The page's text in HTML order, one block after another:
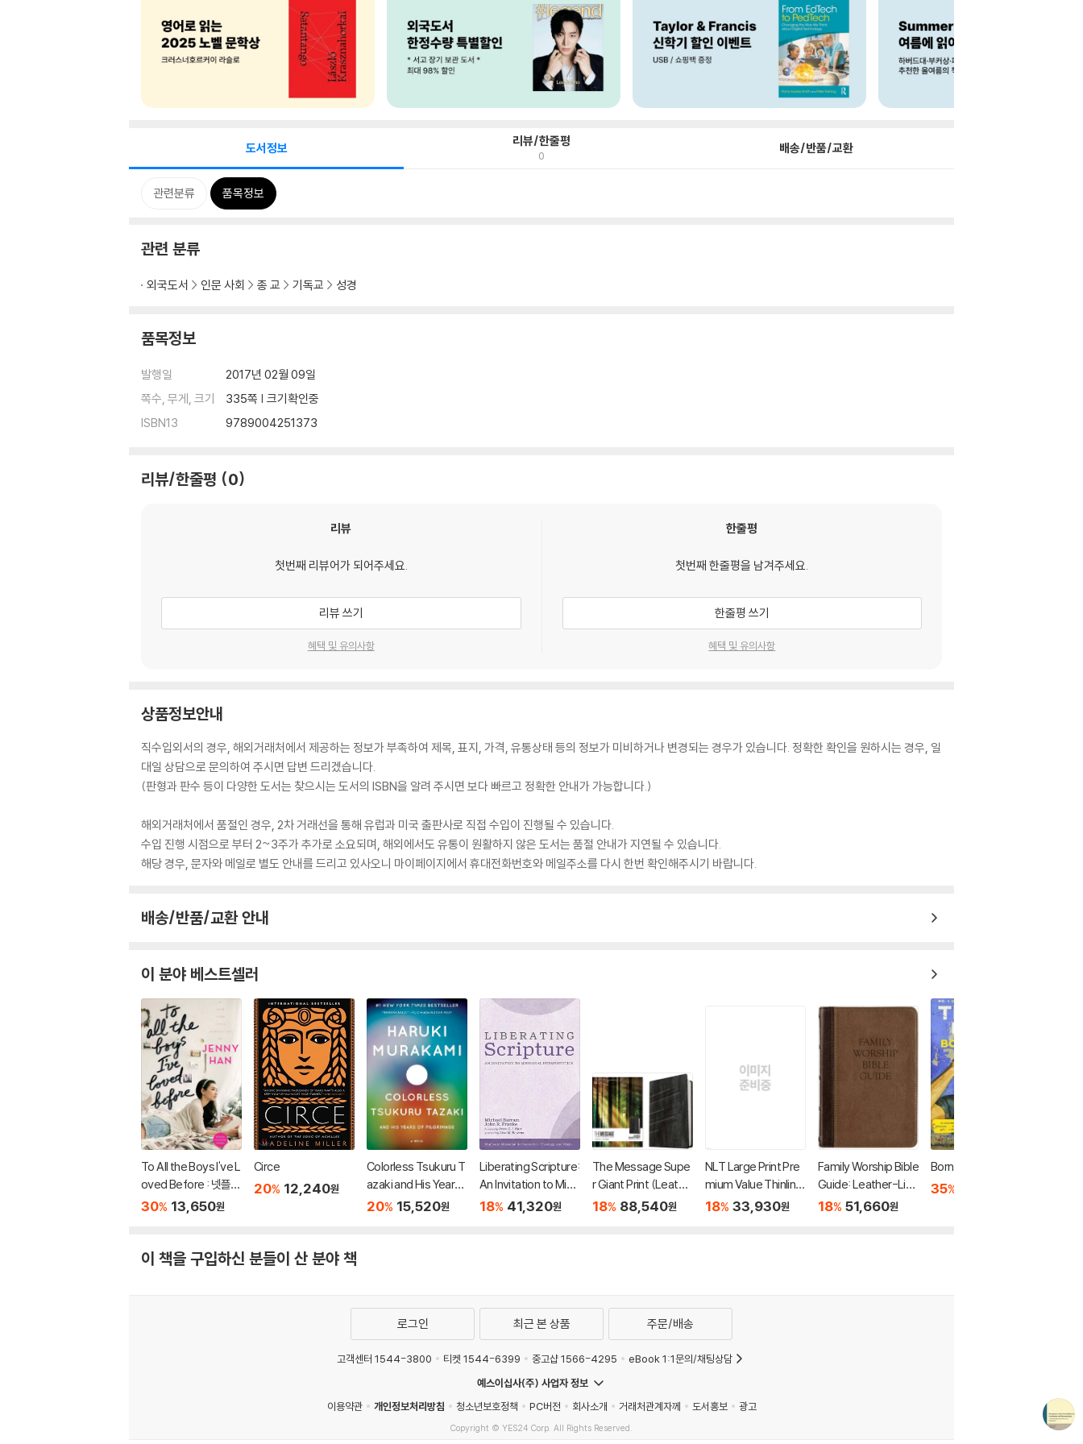
도서정보 리뷰/한줄평
0 배송/반품/교환
관련분류 품목정보
관련 분류
외국도서 인문 사회 종 교 기독교 성경
품목정보
발행일
2017년 02월 09일
쪽수, 무게, 크기
335쪽 | 크기확인중
ISBN13
9789004251373
리뷰/한줄평 0
리뷰
첫번째 리뷰어가 되어주세요.
리뷰 쓰기
혜택 및 유의사항
한줄평
첫번째 한줄평을 남겨주세요.
한줄평 쓰기
혜택 및 유의사항
상품정보안내
직수입외서의 경우, 해외거래처에서 제공하는 정보가 부족하여 제목, 표지, 가격, 유통상태 등의 정보가 미비하거나 변경되는 경우가 있습니다. 정확한 확인을 원하시는 경우, 일
대일 상담으로 문의하여 주시면 답변 드리겠습니다.
(판형과 판수 등이 다양한 도서는 찾으시는 도서의 ISBN을 알려 주시면 보다 빠르고 정확한 안내가 가능합니다.)
해외거래처에서 품절인 경우, 2차 거래선을 통해 유럽과 미국 출판사로 직접 수입이 진행될 수 있습니다.
수입 진행 시점으로 부터 2~3주가 추가로 소요되며, 해외에서도 유통이 원활하지 않은 도서는 품절 안내가 지연될 수 있습니다.
해당 경우, 문자와 메일로 별도 안내를 드리고 있사오니 마이페이지에서 휴대전화번호와 메일주소를 다시 한번 확인해주시기 바랍니다.
배송/반품/교환 안내
이 분야 베스트셀러
To All the Boys I've L
oved Before : 넷플릭
스 영화 '내가 사랑했던
30% 13,650원
Circe
20% 12,240원
Colorless Tsukuru T
azaki and His Years
of Pilgrimage
20% 15,520원
Liberating Scripture:
An Invitation to Missi
onal Hermeneutics
18% 41,320원
The Message Supe
r Giant Print (Leathe
r-Look, Charcoal/Sil
18% 88,540원
NLT Large Print Pre
mium Value Thinline
Bible, Filament Enabl
18% 33,930원
Family Worship Bible
Guide: Leather-Like
Duotone
18% 51,660원
Born a Crime
35%
이 책을 구입하신 분들이 산 분야 책
로그인 최근 본 상품 주문/배송
고객센터 1544-3800 티켓 1544-6399 중고샵 1566-4295
eBook 1:1문의/채팅상담
예스이십사(주) 사업자 정보
이용약관
개인정보처리방침 청소년보호정책 PC버전 회사소개 거래처관계자께 도서홍보 광고
Copyright © YES24 Corp. All Rights Reserved.